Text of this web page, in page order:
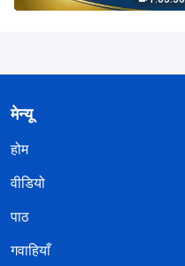
मेन्यू
होम
वीडियो
पाठ
गवाहियाँ